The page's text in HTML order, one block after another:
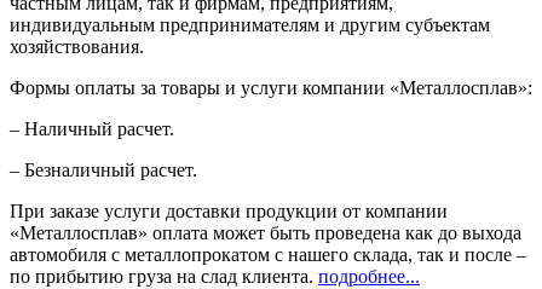
индивидуальным предпринимателям и другим субъектам
хозяйствования.
Формы оплаты за товары и услуги компании «Металлосплав»:
– Наличный расчет.
– Безналичный расчет.
При заказе услуги доставки продукции от компании
«Металлосплав» оплата может быть проведена как до выхода
автомобиля с металлопрокатом с нашего склада, так и после –
по прибытию груза на слад клиента. подробнее...